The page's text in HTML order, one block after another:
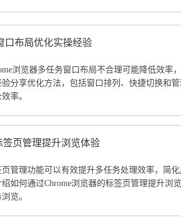
口布局优化实操经验
浏览器多任务窗口布局不合理可能降低效率
验分享优化方法，包括窗口排列、快捷切换和
率。
页管理提升浏览体验
页管理功能可以有效提升多任务处理效率，简
如何通过Chrome浏览器的标签页管理提升浏
览。